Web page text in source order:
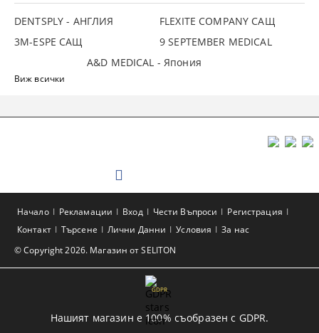
DENTSPLY - АНГЛИЯ
FLEXITE COMPANY САЩ
3М-ESPE САЩ
9 SEPTEMBER MEDICAL
A&D MEDICAL - Япония
Виж всички
© Copyright 2026. Магазин от SELITON
Начало Рекламации Вход Чести Въпроси
Регистрация
Контакт
Търсене Лични Данни Условия За нас
GDPR
Нашият магазин е 100% съобразен с GDPR.